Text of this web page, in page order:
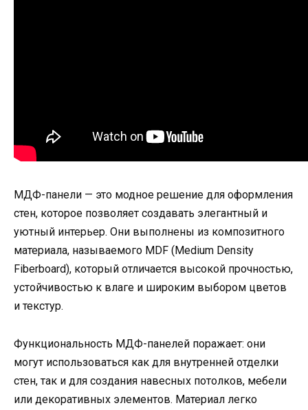
МДФ-панели — это модное решение для оформления
стен, которое позволяет создавать элегантный и
уютный интерьер. Они выполнены из композитного
материала, называемого MDF (Medium Density
Fiberboard), который отличается высокой прочностью,
устойчивостью к влаге и широким выбором цветов
и текстур.
Функциональность МДФ-панелей поражает: они
могут использоваться как для внутренней отделки
стен, так и для создания навесных потолков, мебели
или декоративных элементов. Материал легко